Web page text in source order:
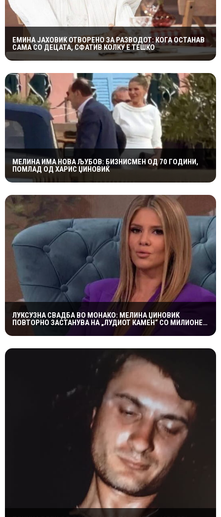
ЕМИНА ЈАХОВИЌ ОТВОРЕНО ЗА РАЗВОДОТ: КОГА ОСТАНАВ
САМА СО ДЕЦАТА, СФАТИВ КОЛКУ Е ТЕШКО
МЕЛИНА ИМА НОВА ЉУБОВ: БИЗНИСМЕН ОД 70 ГОДИНИ,
ПОМЛАД ОД ХАРИС ЏИНОВИЌ
ЛУКСУЗНА СВАДБА ВО МОНАКО: МЕЛИНА ЏИНОВИЌ
ПОВТОРНО ЗАСТАНУВА НА „ЛУДИОТ КАМЕН“ СО МИЛИОНЕР